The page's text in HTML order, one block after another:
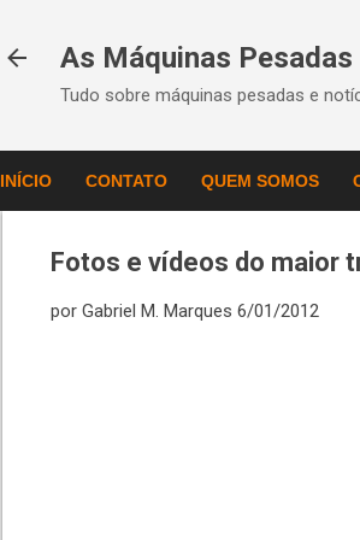
As Máquinas Pesadas
Tudo sobre máquinas pesadas e
INÍCIO CONTATO QUEM SOMOS
Fotos e vídeos do maior
por Gabriel M. Marques 6/01/2012